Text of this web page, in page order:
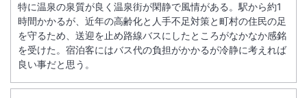
施設からのお知らせ
乗用車でお越しの場合は、道路の状況を詳しくご案内したいため事前に
施設宛お電話をお願いします。
国道４５８号は、５～１０％弱の公配の続く道で冬季は凍結するおそれ
特に温泉の泉質が良く温泉街が閑静で風情がある。駅から約1
時間かかるが、近年の高齢化と人手不足対策と町村の住民の足
を守るため、送迎を止め路線バスにしたところがなかなか感銘
を受けた。宿泊客にはバス代の負担がかかるが冷静に考えれば
良い事だと思う。